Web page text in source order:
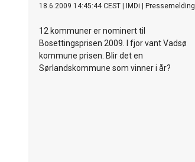
18.6.2009 14:45:44 CEST IMDi Pressemelding
12 kommuner er nominert til
Bosettingsprisen 2009. I fjor vant Vadsø
kommune prisen. Blir det en
Sørlandskommune som vinner i år?